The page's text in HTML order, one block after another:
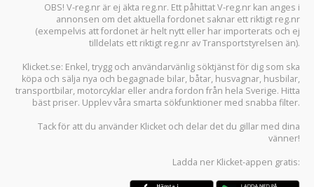
OBS! V-reg.nr är ej äkta reg.nr. Ett påhittat V-reg.nr kan anges i
annonsen om det aktuella fordonet saknar ett riktigt reg.nr
(exempelvis att fordonet är helt nytt eller har importerats och ej
tilldelats ett riktigt reg.nr av Transportstyrelsen än).
Klicket.se: Enkel, trygg och användarvänlig söktjänst för dig som ska
köpa och sälja nya och begagnade bilar, båtar, husvagnar, husbilar,
transportbilar, motorcyklar eller andra fordon från hela Sverige. Hitta
bäst priser. Upplev våra smarta sökfunktioner med snabba filter.
Tack för att du använder Klicket och delar det du gillar med dina
vänner!
Ladda ner Klicket-appen gratis: